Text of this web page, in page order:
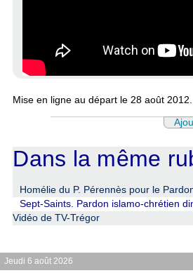
Mise en ligne au départ le 28 août 2012.
Dans la même
Homélie du P. Pérennès pour le
Sept-Saints. Pardon islamo-chrétien
Vidéo de TV-Trégor
Jeudi 6 août 2026